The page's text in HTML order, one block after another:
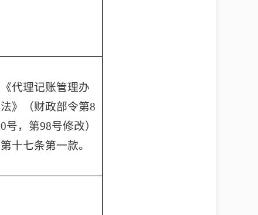
《代理记账管理办
法》（财政部令第8
0号，第98号修改）
第十七条第一款。